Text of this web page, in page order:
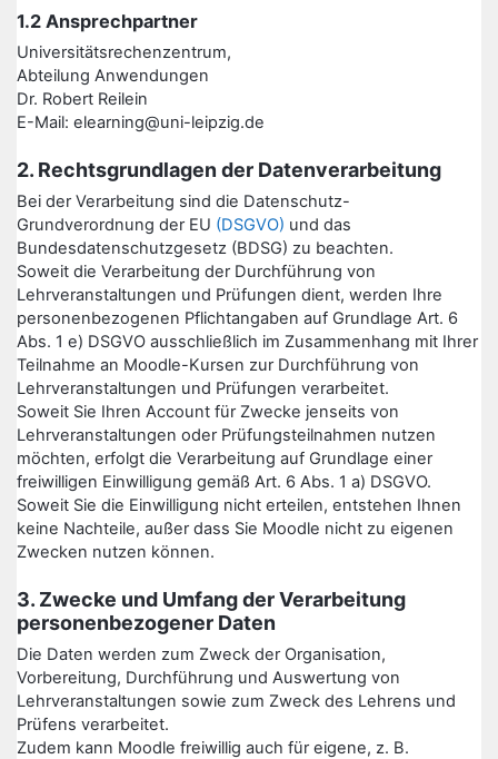
1.2 Ansprechpartner
Universitätsrechenzentrum,
Abteilung Anwendungen
Dr. Robert Reilein
E-Mail: elearning@uni-leipzig.de
2. Rechtsgrundlagen der Datenverarbeitung
Bei der Verarbeitung sind die Datenschutz-
Grundverordnung der EU (DSGVO) und das
Bundesdatenschutzgesetz (BDSG) zu beachten.
Soweit die Verarbeitung der Durchführung von
Lehrveranstaltungen und Prüfungen dient, werden Ihre
personenbezogenen Pflichtangaben auf Grundlage Art. 6
Abs. 1 e) DSGVO ausschließlich im Zusammenhang mit Ihrer
Teilnahme an Moodle-Kursen zur Durchführung von
Lehrveranstaltungen und Prüfungen verarbeitet.
Soweit Sie Ihren Account für Zwecke jenseits von
Lehrveranstaltungen oder Prüfungsteilnahmen nutzen
möchten, erfolgt die Verarbeitung auf Grundlage einer
freiwilligen Einwilligung gemäß Art. 6 Abs. 1 a) DSGVO.
Soweit Sie die Einwilligung nicht erteilen, entstehen Ihnen
keine Nachteile, außer dass Sie Moodle nicht zu eigenen
Zwecken nutzen können.
3. Zwecke und Umfang der Verarbeitung
personenbezogener Daten
Die Daten werden zum Zweck der Organisation,
Vorbereitung, Durchführung und Auswertung von
Lehrveranstaltungen sowie zum Zweck des Lehrens und
Prüfens verarbeitet.
Zudem kann Moodle freiwillig auch für eigene, z. B.